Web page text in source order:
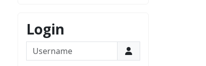
Login
Username